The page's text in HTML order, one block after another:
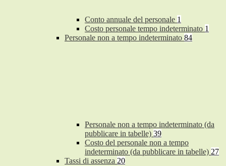
Conto annuale del personale 1
Costo personale tempo indeterminato 1
Personale non a tempo indeterminato 84
Personale non a tempo indeterminato (da
pubblicare in tabelle) 39
Costo del personale non a tempo
indeterminato (da pubblicare in tabelle) 27
Tassi di assenza 20